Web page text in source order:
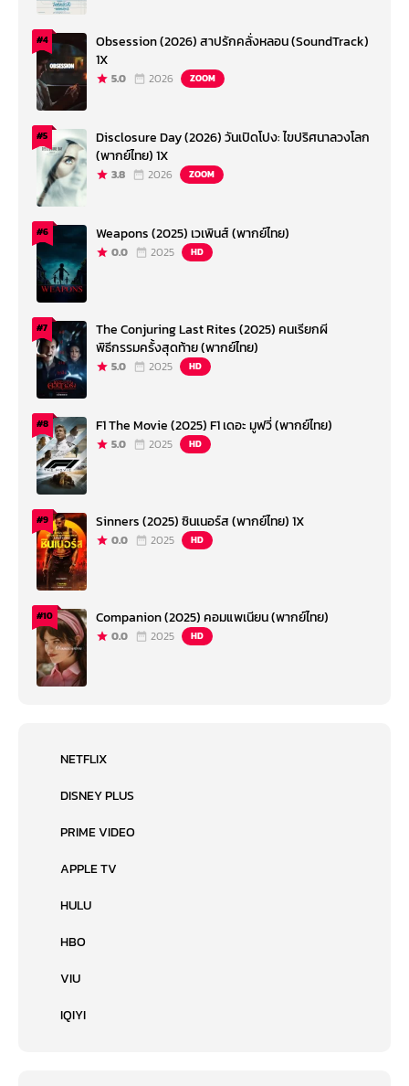
#4
Obsession (2026) สาปรักคลั่งหลอน (SoundTrack)
1X
5.0 2026 ZOOM
#5
Disclosure Day (2026) วันเปิดโปง: ไขปริศนาลวงโลก
(พากย์ไทย) 1X
3.8 2026 ZOOM
#6 Weapons (2025) เวเพินส์ (พากย์ไทย)
0.0 2025 HD
#7
The Conjuring Last Rites (2025) คนเรียกผี
พิธีกรรมครั้งสุดท้าย (พากย์ไทย)
5.0 2025 HD
#8 F1 The Movie (2025) F1 เดอะ มูฟวี่ (พากย์ไทย)
5.0 2025 HD
#9 Sinners (2025) ซินเนอร์ส (พากย์ไทย) 1X
0.0 2025 HD
#10 Companion (2025) คอมแพเนียน (พากย์ไทย)
0.0 2025 HD
NETFLIX
DISNEY PLUS
PRIME VIDEO
APPLE TV
HULU
HBO
VIU
IQIYI